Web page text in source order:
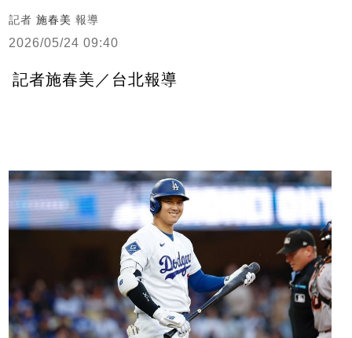
記者 施春美 報導
2026/05/24 09:40
記者施春美／台北報導